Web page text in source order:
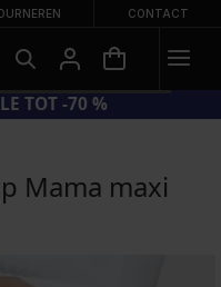
CONTACT
TOT -70 %
Mama maxi